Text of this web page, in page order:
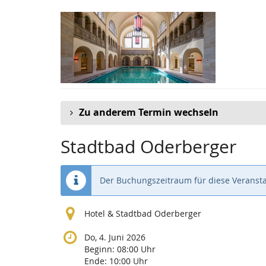
Zu anderem Termin wechseln
Stadtbad Oderberger
Der Buchungszeitraum für diese
Hotel & Stadtbad Oderberger
Do, 4. Juni 2026
Beginn: 08:00 Uhr
Ende: 10:00 Uhr